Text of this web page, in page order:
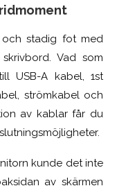
och stadig fot med
Vad som
USB-A kabel, 1st
strömkabel och
av kablar får du
kunde det inte
av skärmen